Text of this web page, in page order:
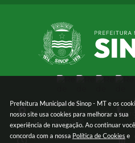
Prefeitura Municipal de Sinop - MT e os
nosso site usa cookies para melhorar a sua
experiência de navegação. Ao continuar você
concorda com a nossa Política de Cookies e
Localização
Av. das Embaúbas, 1386 - Centro
CEP: 78550-206
Atendimento